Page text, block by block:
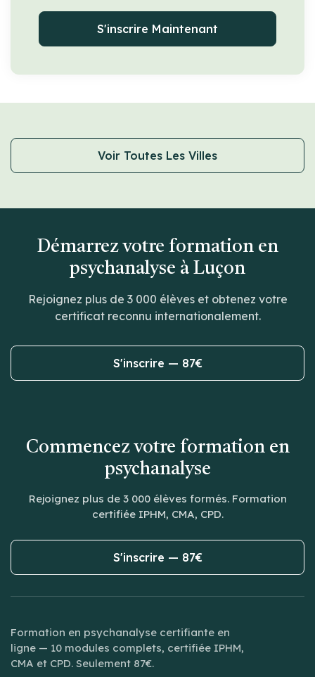
S'inscrire Maintenant
Voir Toutes Les Villes
Démarrez votre formation en
psychanalyse à Luçon
Rejoignez plus de 3 000 élèves et obtenez votre
certificat reconnu internationalement.
S'inscrire — 87€
Commencez votre formation en
psychanalyse
Rejoignez plus de 3 000 élèves formés. Formation
certifiée IPHM, CMA, CPD.
S'inscrire — 87€
Formation en psychanalyse certifiante en
ligne — 10 modules complets, certifiée IPHM,
CMA et CPD. Seulement 87€.